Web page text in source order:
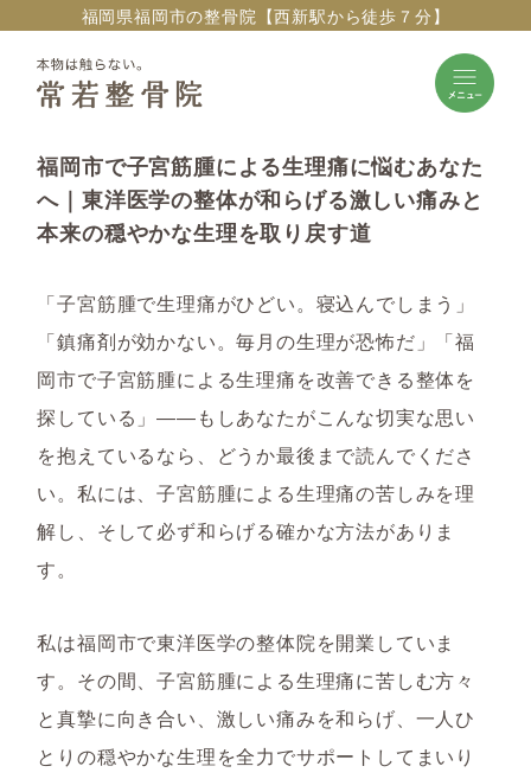
福岡県福岡市の整骨院【西新駅から徒歩７分】
福岡市で子宮筋腫による生理痛に悩むあなた
へ｜東洋医学の整体が和らげる激しい痛みと
本来の穏やかな生理を取り戻す道
「子宮筋腫で生理痛がひどい。寝込んでしまう」
「鎮痛剤が効かない。毎月の生理が恐怖だ」「福
岡市で子宮筋腫による生理痛を改善できる整体を
探している」――もしあなたがこんな切実な思い
を抱えているなら、どうか最後まで読んでくださ
い。私には、子宮筋腫による生理痛の苦しみを理
解し、そして必ず和らげる確かな方法がありま
す。
私は福岡市で東洋医学の整体院を開業していま
す。その間、子宮筋腫による生理痛に苦しむ方々
と真摯に向き合い、激しい痛みを和らげ、一人ひ
とりの穏やかな生理を全力でサポートしてまいり